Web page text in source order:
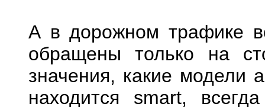
А в дорожном трафике
обращены только на
значения, какие модели
находится smart,